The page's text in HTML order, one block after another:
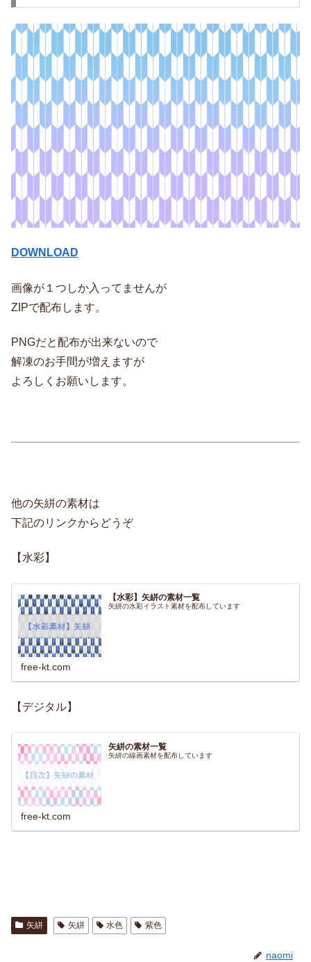
DOWNLOAD
画像が１つしか入ってませんが
ZIPで配布します。
PNGだと配布が出来ないので
解凍のお手間が増えますが
よろしくお願いします。
他の矢絣の素材は
下記のリンクからどうぞ
【水彩】
【水彩】矢絣の素材一覧
矢絣の水彩イラスト素材を配布しています
free-kt.com
【デジタル】
矢絣の素材一覧
矢絣の線画素材を配布しています
free-kt.com
矢絣 矢絣 水色 紫色
naomi